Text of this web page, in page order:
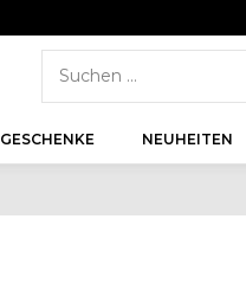
GESCHENKE NEUHEITEN